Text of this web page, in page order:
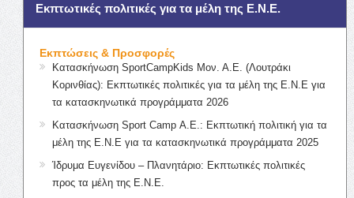
Εκπτωτικές πολιτικές για τα μέλη της Ε.Ν.Ε.
Εκπτώσεις & Προσφορές
Κατασκήνωση SportCampKids Μον. Α.Ε. (Λουτράκι
Κορινθίας): Εκπτωτικές πολιτικές για τα μέλη της Ε.Ν.Ε για
τα κατασκηνωτικά προγράμματα 2026
Κατασκήνωση Sport Camp Α.Ε.: Εκπτωτική πολιτική για τα
μέλη της Ε.Ν.Ε για τα κατασκηνωτικά προγράμματα 2025
Ίδρυμα Ευγενίδου – Πλανητάριο: Εκπτωτικές πολιτικές
προς τα μέλη της Ε.Ν.Ε.